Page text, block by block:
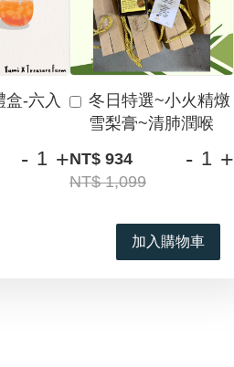
盒-六入
- +
冬日特選~小火精燉
雪梨膏~清肺潤喉
NT$ 934
NT$ 1,099
- +
加入購物車